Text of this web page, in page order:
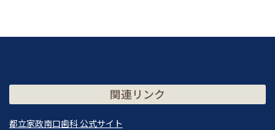
関連リンク
都立家政南口歯科 公式サイト